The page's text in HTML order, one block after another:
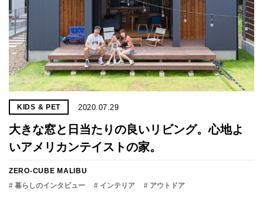
KIDS & PET 2020.07.29
大きな窓と日当たりの良いリビング。心地よ
いアメリカンテイストの家。
ZERO-CUBE MALIBU
# 暮らしのインタビュー
# インテリア # アウトドア